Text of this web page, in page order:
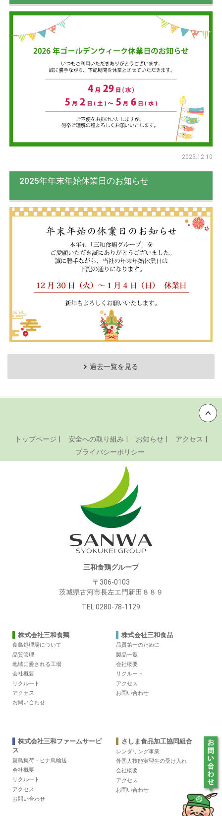
2025.12.10
2025年年末年始休業日のお知らせ
過去一覧を見る
トップページ 安全への取り組み お知らせ
アクセス
プライバシーポリシー
三和食鶏グループ
〒306-0103
茨城県古河市長左エ門新田８８９
TEL:0280-78-1129
株式会社三和食鶏
食鳥処理場について
品質管理
地域に愛される工場
会社概要
リクルート
アクセス
お問い合わせ
株式会社三和食品
品質第一のために
製品一覧
会社概要
リクルート
アクセス
お問い合わせ
株式会社三和ファームサービ
ス
親鳥集荷・ヒナ鳥輸送
会社概要
リクルート
アクセス
お問い合わせ
さしま食品加工協同組合
レンダリング事業
外国人技能実習生の受け入れ
会社概要
アクセス
お問い合わせ